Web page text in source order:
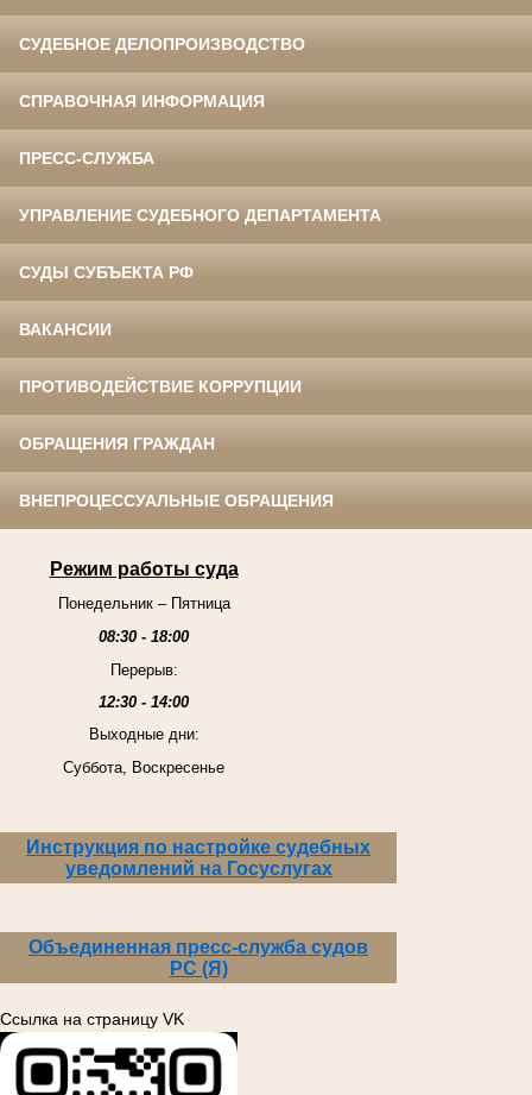
СУДЕБНОЕ ДЕЛОПРОИЗВОДСТВО
СПРАВОЧНАЯ ИНФОРМАЦИЯ
ПРЕСС-СЛУЖБА
УПРАВЛЕНИЕ СУДЕБНОГО ДЕПАРТАМЕНТА
СУДЫ СУБЪЕКТА РФ
ВАКАНСИИ
ПРОТИВОДЕЙСТВИЕ КОРРУПЦИИ
ОБРАЩЕНИЯ ГРАЖДАН
ВНЕПРОЦЕССУАЛЬНЫЕ ОБРАЩЕНИЯ
Режим работы суда
Понедельник – Пятница
08:30 - 18:00
Перерыв:
12:30 - 14:00
Выходные дни:
Суббота, Воскресенье
Инструкция по настройке судебных
уведомлений на Госуслугах
Объединенная пресс-служба судов
РС (Я)
Ссылка на страницу VK